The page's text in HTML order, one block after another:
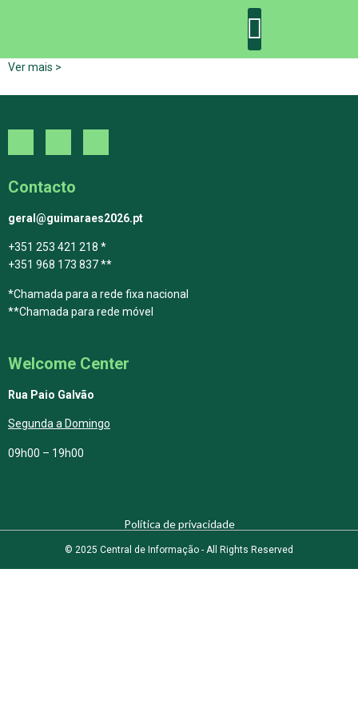
Ver mais >
Contacto
geral@guimaraes2026.pt
+351 253 421 218 *
+351 968 173 837 **
*Chamada para a rede fixa nacional
**Chamada para rede móvel
Welcome Center
Rua Paio Galvão
Segunda a Domingo
09h00 – 19h00
Política de privacidade
© 2025 Central de Informação - All Rights Reserved